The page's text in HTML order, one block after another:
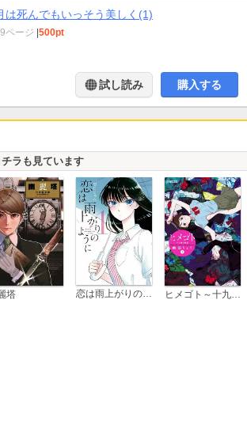
は死んでもいっそう美しく(1)
ページ 500pt
試し読み 購入する
ラも見ています
塔 恋は雨上がりのように